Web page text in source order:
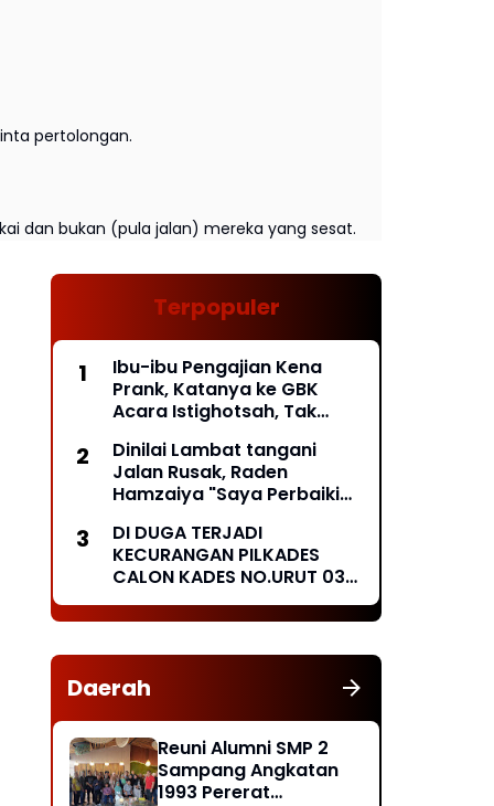
pertolongan.
dan bukan (pula jalan) mereka yang sesat.
Terpopuler
Ibu-ibu Pengajian Kena
Prank, Katanya ke GBK
Acara Istighotsah, Tak
Jokowi, Mau Pulang Pintu
Exit Ditutup*
Dinilai Lambat tangani
Jalan Rusak, Raden
Hamzaiya "Saya Perbaiki
Masyarakat "
DI DUGA TERJADI
KECURANGAN PILKADES
CALON KADES NO.URUT 03
MENGGUGAT
Daerah
Reuni Alumni SMP 2
Sampang Angkatan
1993 Pererat